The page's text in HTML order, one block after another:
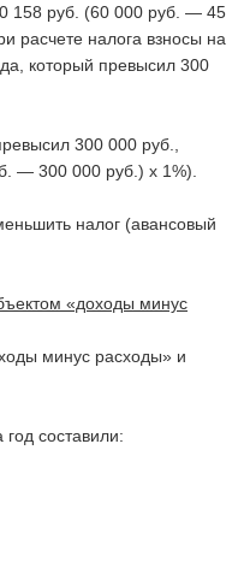
158 руб. (60 000 руб. — 45
расчете налога взносы на
который превысил 300
300 000 руб.,
— 300 000 руб.) x 1%).
налог (авансовый
«доходы минус
минус расходы» и
составили: